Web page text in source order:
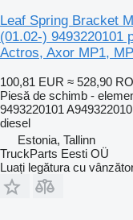
Leaf Spring Bracket
(01.02-) 9493220101
Actros, Axor MP1,
100,81 EUR ≈ 528,90
Piesă de schimb -
9493220101
diesel
Estonia, Tallinn
TruckParts Eesti OÜ
Luați legătura cu